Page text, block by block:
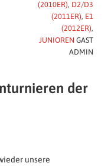
(2010ER), D2/D3
(2011ER), E1
(2012ER),
JUNIOREN GAST
ADMIN
der
unsere